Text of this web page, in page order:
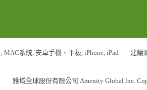
MAC系統, 安卓手機、平板, iPhone, iPad 建議
雅域全球股份有限公司 Amenity Global lnc.